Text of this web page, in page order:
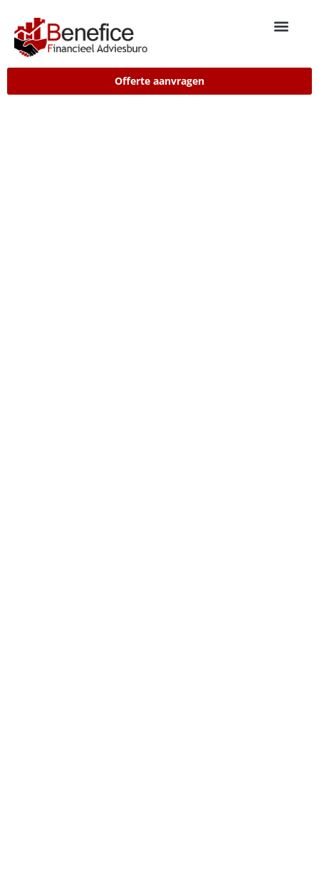
Offerte aanvragen